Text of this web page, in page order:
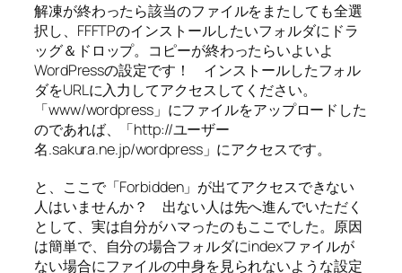
解凍が終わったら該当のファイルをまたしても全選
択し、FFFTPのインストールしたいフォルダにドラ
ッグ＆ドロップ。コピーが終わったらいよいよ
WordPressの設定です！ インストールしたフォル
ダをURLに入力してアクセスしてください。
「www/wordpress」にファイルをアップロードした
のであれば、「http://ユーザー
名.sakura.ne.jp/wordpress」にアクセスです。
と、ここで「Forbidden」が出てアクセスできない
人はいませんか？ 出ない人は先へ進んでいただく
として、実は自分がハマったのもここでした。原因
は簡単で、自分の場合フォルダにindexファイルが
ない場合にファイルの中身を見られないような設定